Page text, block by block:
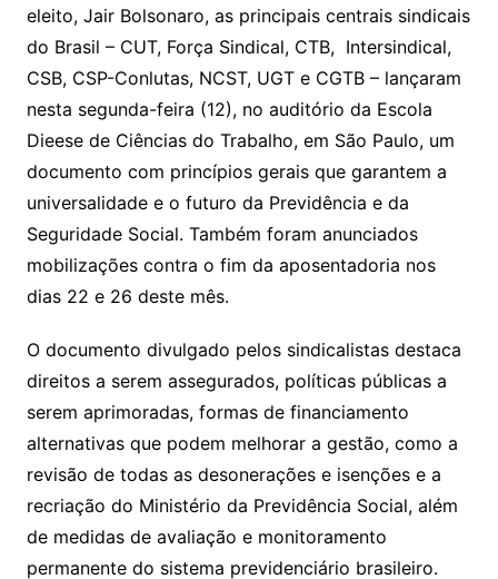
eleito, Jair Bolsonaro, as principais centrais sindicais
do Brasil – CUT, Força Sindical, CTB, Intersindical,
CSB, CSP-Conlutas, NCST, UGT e CGTB – lançaram
nesta segunda-feira (12), no auditório da Escola
Dieese de Ciências do Trabalho, em São Paulo, um
documento com princípios gerais que garantem a
universalidade e o futuro da Previdência e da
Seguridade Social. Também foram anunciados
mobilizações contra o fim da aposentadoria nos
dias 22 e 26 deste mês.
O documento divulgado pelos sindicalistas destaca
direitos a serem assegurados, políticas públicas a
serem aprimoradas, formas de financiamento
alternativas que podem melhorar a gestão, como a
revisão de todas as desonerações e isenções e a
recriação do Ministério da Previdência Social, além
de medidas de avaliação e monitoramento
permanente do sistema previdenciário brasileiro.